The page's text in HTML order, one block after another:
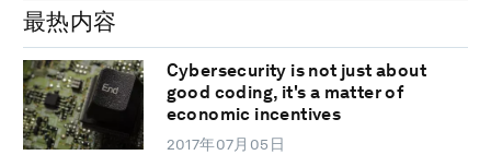
最热内容
Cybersecurity is not just about
good coding, it's a matter of
economic incentives
2017年07月05日